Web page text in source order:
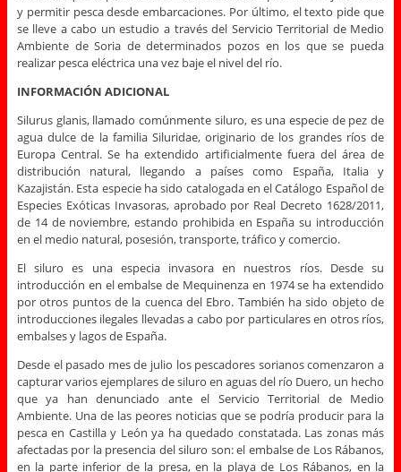
y permitir pesca desde embarcaciones. Por último, el texto pide que
se lleve a cabo un estudio a través del Servicio Territorial de Medio
Ambiente de Soria de determinados pozos en los que se pueda
realizar pesca eléctrica una vez baje el nivel del río.
INFORMACIÓN ADICIONAL
Silurus glanis, llamado comúnmente siluro, es una especie de pez de
agua dulce de la familia Siluridae, originario de los grandes ríos de
Europa Central. Se ha extendido artificialmente fuera del área de
distribución natural, llegando a países como España, Italia y
Kazajistán. Esta especie ha sido catalogada en el Catálogo Español de
Especies Exóticas Invasoras, aprobado por Real Decreto 1628/2011,
de 14 de noviembre, estando prohibida en España su introducción
en el medio natural, posesión, transporte, tráfico y comercio.
El siluro es una especia invasora en nuestros ríos. Desde su
introducción en el embalse de Mequinenza en 1974 se ha extendido
por otros puntos de la cuenca del Ebro. También ha sido objeto de
introducciones ilegales llevadas a cabo por particulares en otros ríos,
embalses y lagos de España.
Desde el pasado mes de julio los pescadores sorianos comenzaron a
capturar varios ejemplares de siluro en aguas del río Duero, un hecho
que ya han denunciado ante el Servicio Territorial de Medio
Ambiente. Una de las peores noticias que se podría producir para la
pesca en Castilla y León ya ha quedado constatada. Las zonas más
afectadas por la presencia del siluro son: el embalse de Los Rábanos,
en la parte inferior de la presa, en la playa de Los Rábanos, en la